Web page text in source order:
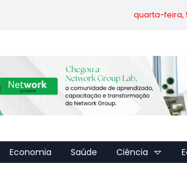
quarta-feira,
Economia Saúde Ciência